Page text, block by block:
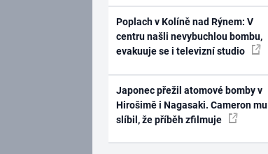
Poplach v Kolíně nad Rýnem: V
centru našli nevybuchlou bombu,
evakuuje se i televizní studio
Japonec přežil atomové bomby v
Hirošimě i Nagasaki. Cameron mu
slíbil, že příběh zfilmuje